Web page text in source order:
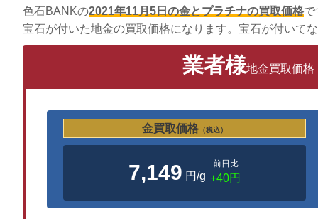
色石BANKの2021年11月5日の金とプラチナの買取価格で
宝石が付いた地金の買取価格になります。宝石が付いて
業者様地金買取価格
金買取価格（税込）
7,149 円/g
前日比
+40円